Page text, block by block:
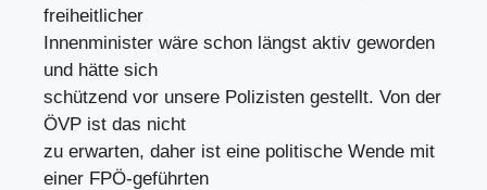
freiheitlicher
Innenminister wäre schon längst aktiv geworden
und hätte sich
schützend vor unsere Polizisten gestellt. Von der
ÖVP ist das nicht
zu erwarten, daher ist eine politische Wende mit
einer FPÖ-geführten